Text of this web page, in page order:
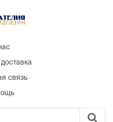
связь